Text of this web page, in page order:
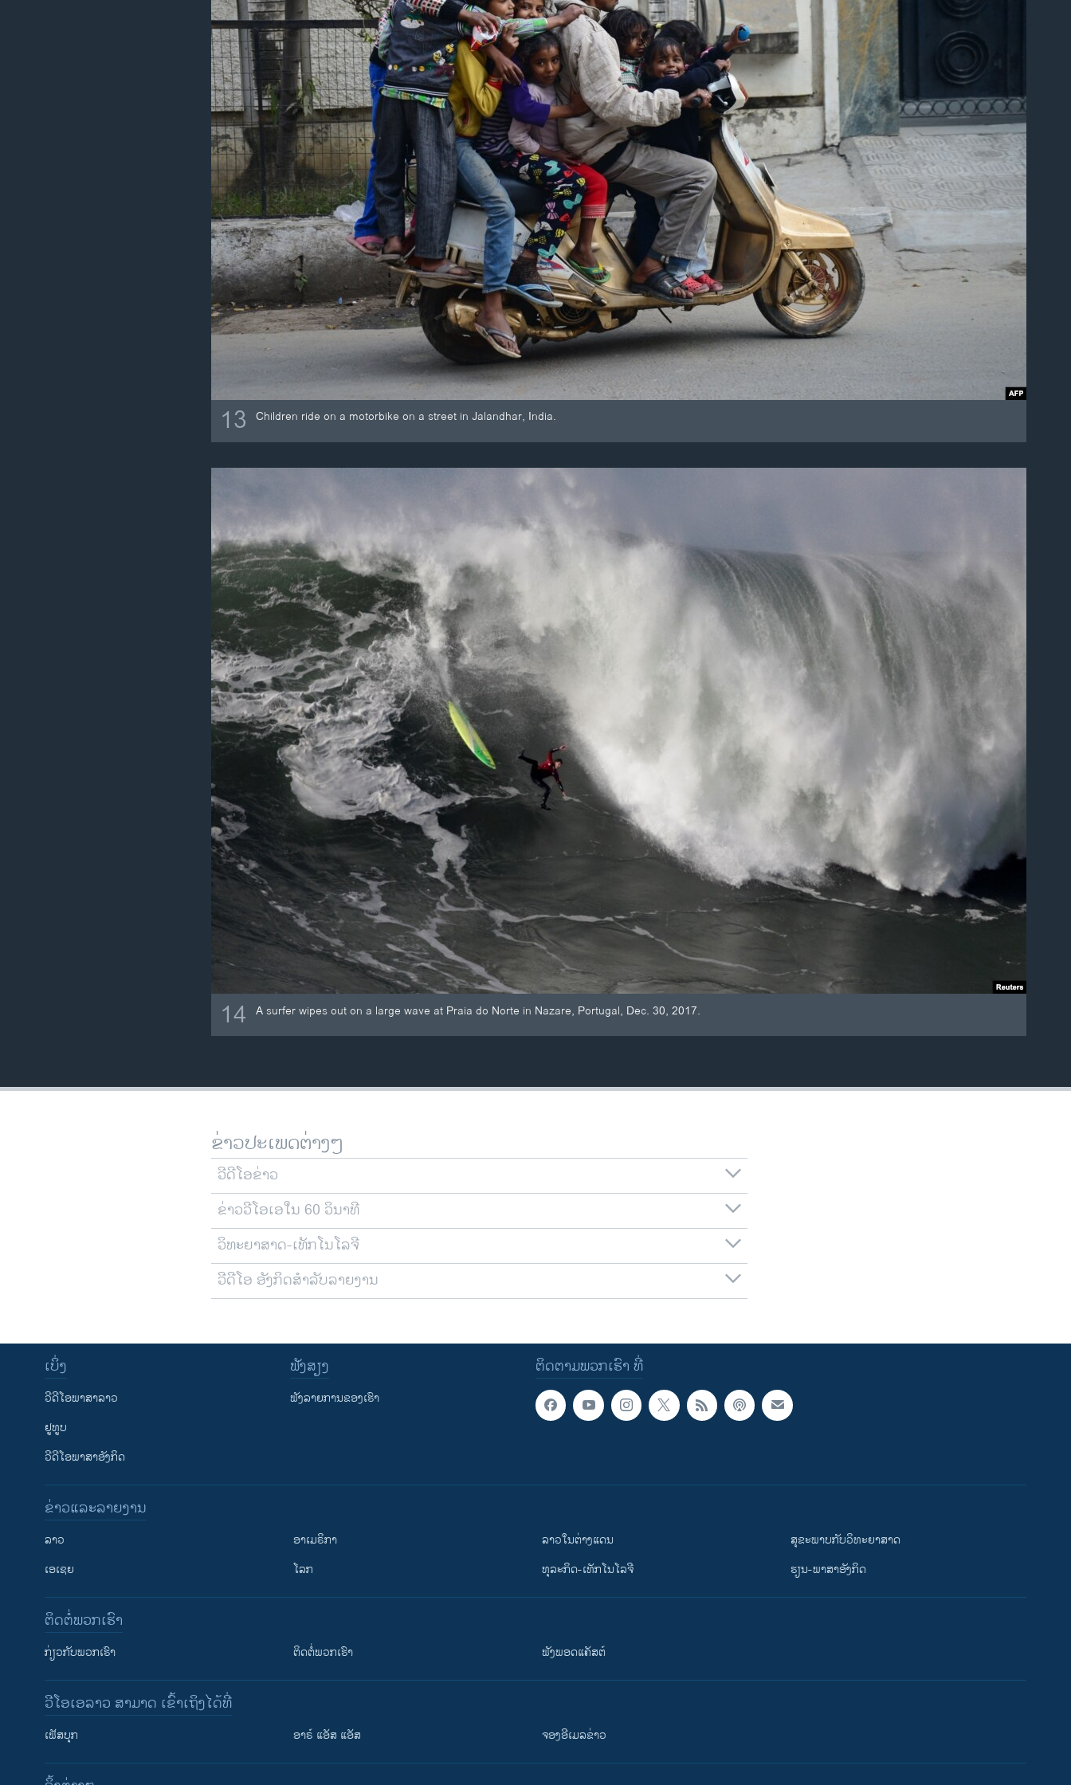
13 Children ride on a motorbike on a street in Jalandhar, India.
14 A surfer wipes out on a large wave at Praia do Norte in Nazare, Portugal, Dec. 30, 2017.
ຂ່າວປະເພດຕ່າງໆ
ວີດີໂອຂ່າວ
ຂ່າວວີໂອເອໃນ 60 ວິນາທີ
ວິທະຍາສາດ-ເທັກໂນໂລຈີ
ວີດີໂອ ອັງກິດສຳລັບລາຍງານ
ຕິດຕາມພວກເຮົາ ທີ່
ເບິ່ງ
ວີດີໂອພາສາລາວ
ຢູທູບ
ວີດີໂອພາສາອັງກິດ
ຟັງສຽງ
ຟັງລາຍການຂອງເຮົາ
ຂ່າວແລະລາຍງານ
ລາວ
ເອເຊຍ
ອາເມຣິກາ
ໂລກ
ລາວໃນຕ່າງແດນ
ທຸລະກິດ-ເທັກໂນໂລຈີ
ສຸຂະພາບກັບວິທະຍາສາດ
ຮຽນ-ພາສາອັງກິດ
ຕິດຕໍ່ພວກເຮົາ
ກ່ຽວກັບພວກເຮົາ ຕິດຕໍ່ພວກເຮົາ ຟັງພອດແຄັສຕ໌
ວີໂອເອລາວ ສາມາດ ເຂົ້າເຖິງໄດ້ທີ່
ເຟັສບຸກ ອາຣ໌ ແອັສ ແອັສ ຈອງອີເມລຂ່າວ